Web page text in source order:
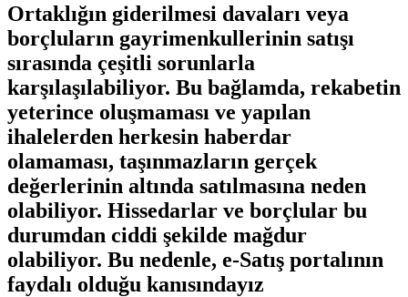
Ortaklığın giderilmesi davaları veya
borçluların gayrimenkullerinin satışı
sırasında çeşitli sorunlarla
karşılaşılabiliyor. Bu bağlamda, rekabetin
yeterince⁤ oluşmaması ve yapılan
ihalelerden herkesin ⁤haberdar
olamaması, taşınmazların gerçek
değerlerinin‌ altında satılmasına‌ neden
olabiliyor. Hissedarlar ⁢ve borçlular bu⁣
durumdan ciddi şekilde mağdur
olabiliyor. Bu nedenle, e-Satış portalının
faydalı olduğu kanısındayız